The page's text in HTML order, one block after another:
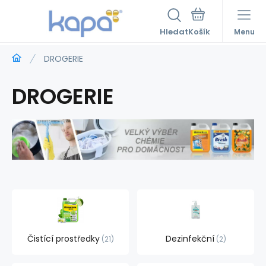
Hledat Menu
DROGERIE
DROGERIE
Čistící prostředky 21 Dezinfekční 2